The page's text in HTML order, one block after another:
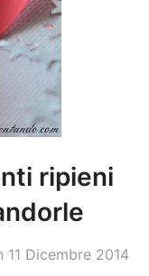
ripieni
11 Dicembre 2014